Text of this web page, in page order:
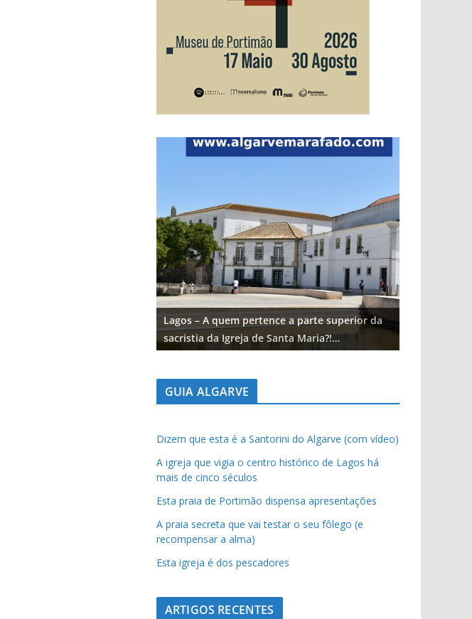
Lagos – A quem pertence a parte superior da
sacristia da Igreja de Santa Maria?!…
GUIA ALGARVE
Dizem que esta é a Santorini do Algarve (com vídeo)
A igreja que vigia o centro histórico de Lagos há
mais de cinco séculos
Esta praia de Portimão dispensa apresentações
A praia secreta que vai testar o seu fôlego (e
recompensar a alma)
Esta igreja é dos pescadores
ARTIGOS RECENTES